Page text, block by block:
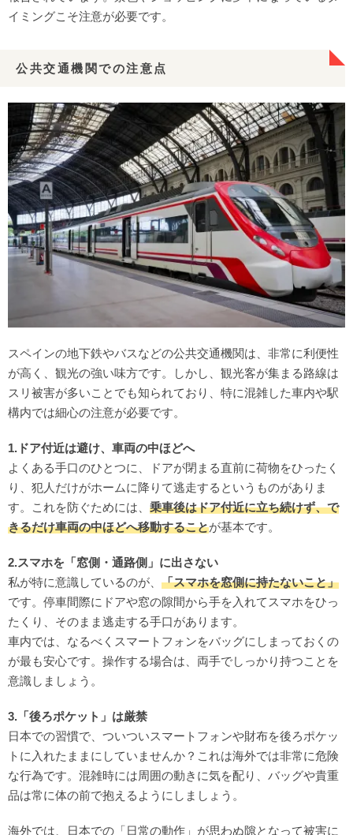
イミングこそ注意が必要です。
公共交通機関での注意点
スペインの地下鉄やバスなどの公共交通機関は、非常に利便性
が高く、観光の強い味方です。しかし、観光客が集まる路線は
スリ被害が多いことでも知られており、特に混雑した車内や駅
構内では細心の注意が必要です。
1.ドア付近は避け、車両の中ほどへ
よくある手口のひとつに、ドアが閉まる直前に荷物をひったく
り、犯人だけがホームに降りて逃走するというものがありま
す。これを防ぐためには、 乗車後はドア付近に立ち続けず、で
きるだけ車両の中ほどへ移動することが基本です。
2.スマホを「窓側・通路側」に出さない
私が特に意識しているのが、 「スマホを窓側に持たないこと」
です。停車間際にドアや窓の隙間から手を入れてスマホをひっ
たくり、そのまま逃走する手口があります。
車内では、なるべくスマートフォンをバッグにしまっておくの
が最も安心です。操作する場合は、両手でしっかり持つことを
意識しましょう。
3.「後ろポケット」は厳禁
日本での習慣で、ついついスマートフォンや財布を後ろポケッ
トに入れたままにしていませんか？これは海外では非常に危険
な行為です。混雑時には周囲の動きに気を配り、バッグや貴重
品は常に体の前で抱えるようにしましょう。
海外では、日本での「日常の動作」が思わぬ隙となって被害に